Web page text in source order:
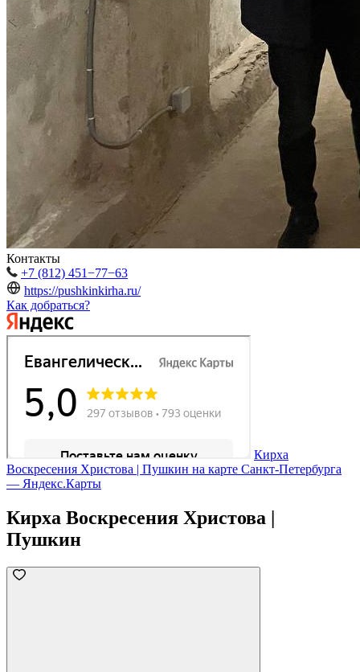
Контакты
+7 (812) 451−77−63
https://pushkinkirha.ru/
Как добраться?
Кирха
Воскресения Христова | Пушкин на карте Санкт‑Петербурга
— Яндекс.Карты
Кирха Воскресения Христова |
Пушкин